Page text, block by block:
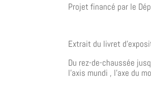
Projet financé par le
Extrait du livret
Du rez-de-chaussée
l’axis mundi , l’axe du